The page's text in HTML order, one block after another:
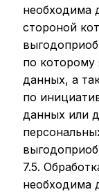
необходима
стороной
по которому
данных, а
по
данных или
7.5.
необходима